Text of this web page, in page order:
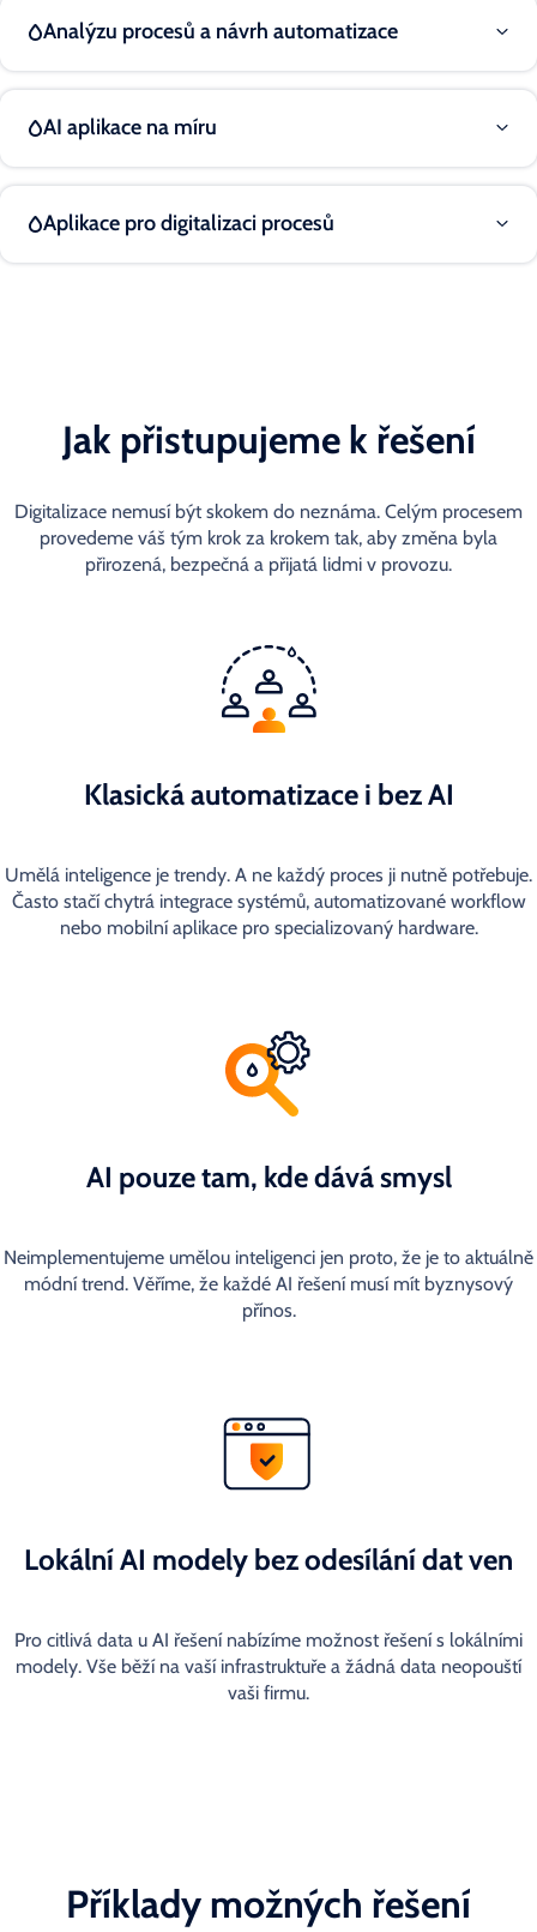
Analýzu procesů a návrh automatizace
AI aplikace na míru
Aplikace pro digitalizaci procesů
Jak přistupujeme k řešení
Digitalizace nemusí být skokem do neznáma. Celým procesem
provedeme váš tým krok za krokem tak, aby změna byla
přirozená, bezpečná a přijatá lidmi v provozu.
Klasická automatizace i bez AI
Umělá inteligence je trendy. A ne každý proces ji nutně potřebuje.
Často stačí chytrá integrace systémů, automatizované workflow
nebo mobilní aplikace pro specializovaný hardware.
AI pouze tam, kde dává smysl
Neimplementujeme umělou inteligenci jen proto, že je to aktuálně
módní trend. Věříme, že každé AI řešení musí mít byznysový
přínos.
Lokální AI modely bez odesílání dat ven
Pro citlivá data u AI řešení nabízíme možnost řešení s lokálními
modely. Vše běží na vaší infrastruktuře a žádná data neopouští
vaši firmu.
Příklady možných řešení